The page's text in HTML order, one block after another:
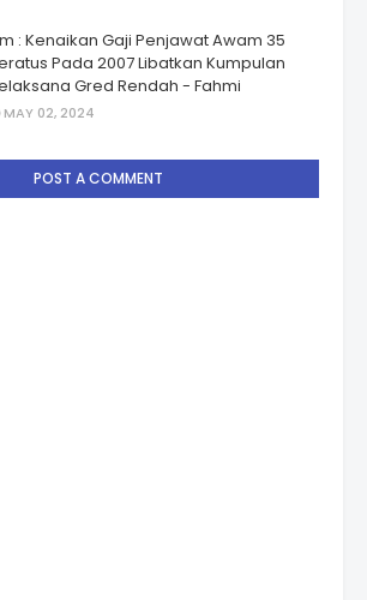
: Kenaikan Gaji Penjawat Awam 35
Pada 2007 Libatkan Kumpulan
Gred Rendah - Fahmi
MAY 02, 2024
POST A COMMENT